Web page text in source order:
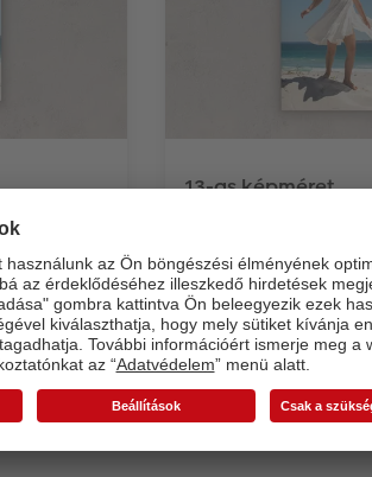
17 cm. -
kiválasztott
13-as képméret
Eredeti
hosszúsága változó,
mindig annyi,
méret (13 cm).